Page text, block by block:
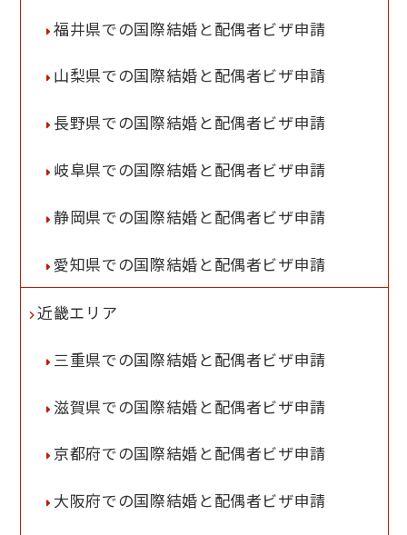
福井県での国際結婚と配偶者ビザ申請
山梨県での国際結婚と配偶者ビザ申請
長野県での国際結婚と配偶者ビザ申請
岐阜県での国際結婚と配偶者ビザ申請
静岡県での国際結婚と配偶者ビザ申請
愛知県での国際結婚と配偶者ビザ申請
近畿エリア
三重県での国際結婚と配偶者ビザ申請
滋賀県での国際結婚と配偶者ビザ申請
京都府での国際結婚と配偶者ビザ申請
大阪府での国際結婚と配偶者ビザ申請